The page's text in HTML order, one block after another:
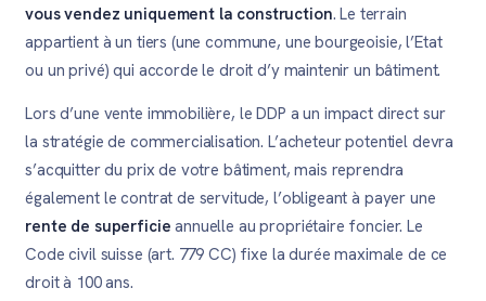
vous vendez uniquement la construction. Le terrain
appartient à un tiers (une commune, une bourgeoisie, l’Etat
ou un privé) qui accorde le droit d’y maintenir un bâtiment.
Lors d’une vente immobilière, le DDP a un impact direct sur
la stratégie de commercialisation. L’acheteur potentiel devra
s’acquitter du prix de votre bâtiment, mais reprendra
également le contrat de servitude, l’obligeant à payer une
rente de superficie annuelle au propriétaire foncier. Le
Code civil suisse (art. 779 CC) fixe la durée maximale de ce
droit à 100 ans.